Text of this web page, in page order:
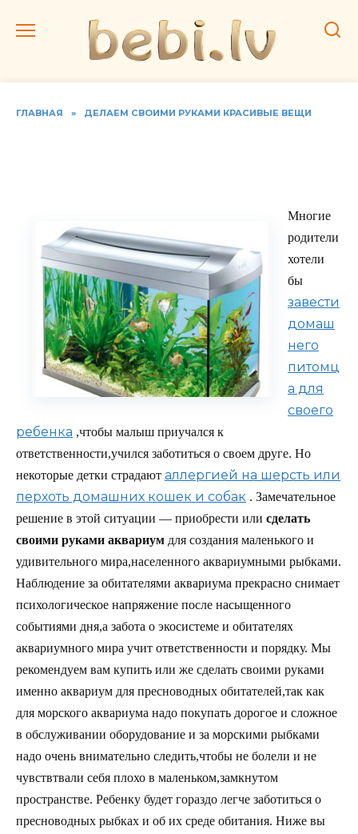
ГЛАВНАЯ » ДЕЛАЕМ СВОИМИ РУКАМИ КРАСИВЫЕ ВЕЩИ
Многие
родители
хотели
бы
завести
домаш
него
питомц
а для
своего
ребенка ,чтобы малыш приучался к
ответственности,учился заботиться о своем друге. Но
некоторые детки страдают аллергией на шерсть или
перхоть домашних кошек и собак . Замечательное
решение в этой ситуации — приобрести или сделать
своими руками аквариум для создания маленького и
удивительного мира,населенного аквариумными рыбками.
Наблюдение за обитателями аквариума прекрасно снимает
психологическое напряжение после насыщенного
событиями дня,а забота о экосистеме и обитателях
аквариумного мира учит ответственности и порядку. Мы
рекомендуем вам купить или же сделать своими руками
именно аквариум для пресноводных обитателей,так как
для морского аквариума надо покупать дорогое и сложное
в обслуживании оборудование и за морскими рыбками
надо очень внимательно следить,чтобы не болели и не
чувствтвали себя плохо в маленьком,замкнутом
пространстве. Ребенку будет гораздо легче заботиться о
пресноводных рыбках и об их среде обитания. Ниже вы